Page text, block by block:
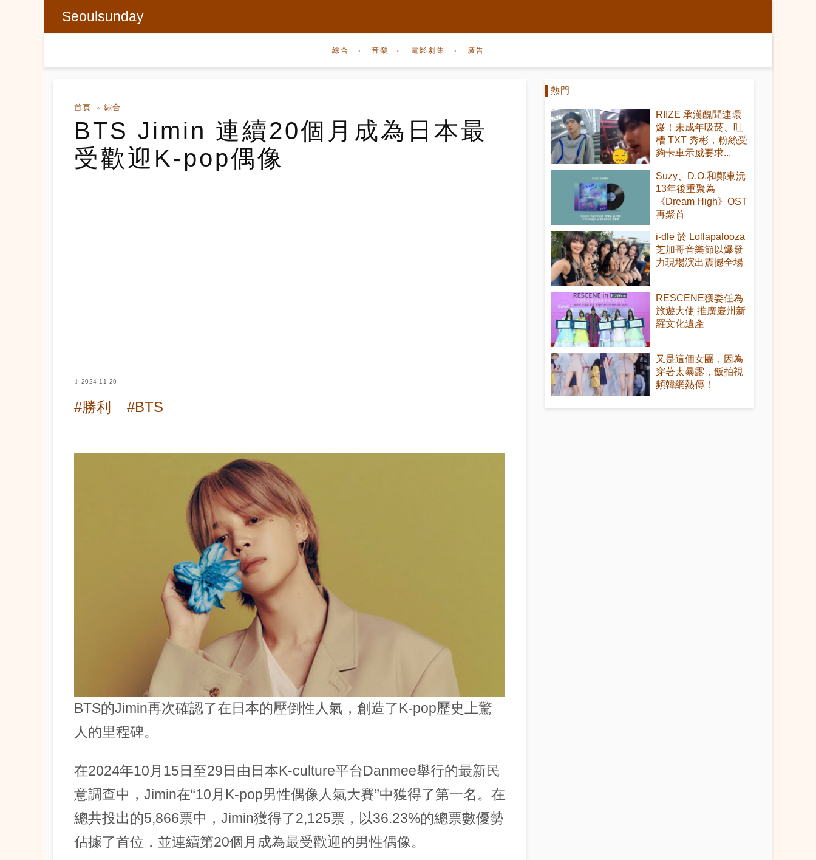
Seoulsunday
綜合 音樂 電影劇集 廣告
首頁 綜合
BTS Jimin 連續20個月成為日本最
受歡迎K-pop偶像
2024-11-20
#勝利 #BTS
BTS的Jimin再次確認了在日本的壓倒性人氣，創造了K-pop歷史上驚
人的里程碑。
在2024年10月15日至29日由日本K-culture平台Danmee舉行的最新民
意調查中，Jimin在“10月K-pop男性偶像人氣大賽”中獲得了第一名。在
總共投出的5,866票中，Jimin獲得了2,125票，以36.23%的總票數優勢
佔據了首位，並連續第20個月成為最受歡迎的男性偶像。
熱門
RIIZE 承漢醜聞連環
爆！未成年吸菸、吐
槽 TXT 秀彬，粉絲受
夠卡車示威要求...
Suzy、D.O.和鄭東沅
13年後重聚為
《Dream High》OST
再聚首
i-dle 於 Lollapalooza
芝加哥音樂節以爆發
力現場演出震撼全場
RESCENE獲委任為
旅遊大使 推廣慶州新
羅文化遺產
又是這個女團，因為
穿著太暴露，飯拍視
頻韓網熱傳！